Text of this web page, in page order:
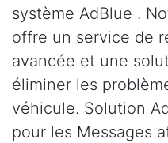
système AdBlue .
offre un service de
avancée et une
éliminer les
véhicule. Solution
pour les Messages